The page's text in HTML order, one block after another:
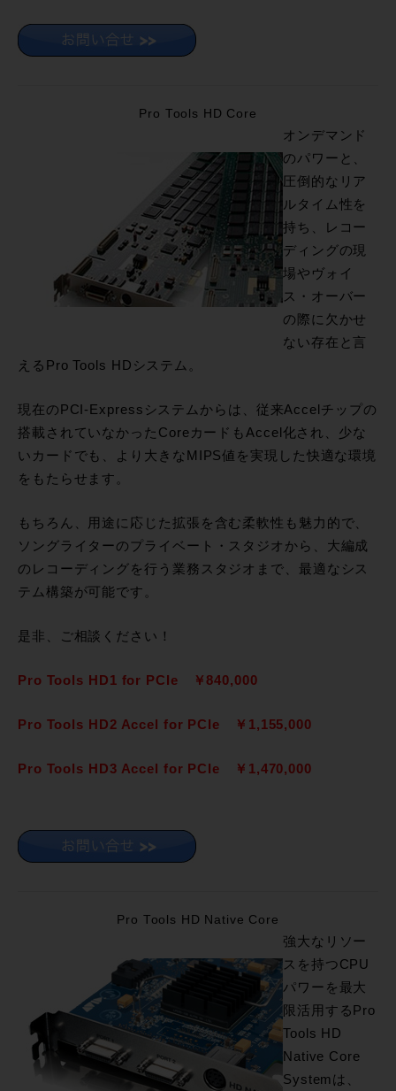
Pro Tools HD Core
オンデマンド
のパワーと、
圧倒的なリア
ルタイム性を
持ち、レコー
ディングの現
場やヴォイ
ス・オーバー
の際に欠かせ
ない存在と言
えるPro Tools HDシステム。
現在のPCI-Expressシステムからは、従来Accelチップの
搭載されていなかったCoreカードもAccel化され、少な
いカードでも、より大きなMIPS値を実現した快適な環境
をもたらせます。
もちろん、用途に応じた拡張を含む柔軟性も魅力的で、
ソングライターのプライベート・スタジオから、大編成
のレコーディングを行う業務スタジオまで、最適なシス
テム構築が可能です。
是非、ご相談ください！
Pro Tools HD1 for PCIe ￥840,000
Pro Tools HD2 Accel for PCIe ￥1,155,000
Pro Tools HD3 Accel for PCIe ￥1,470,000
Pro Tools HD Native Core
強大なリソー
スを持つCPU
パワーを最大
限活用するPro
Tools HD
Native Core
Systemは、